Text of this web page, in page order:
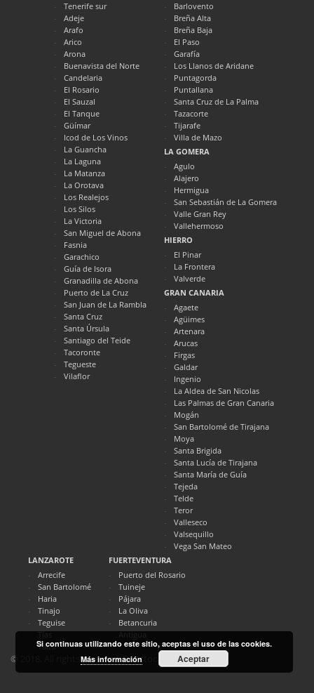
Tenerife sur
Adeje
Arafo
Arico
Arona
Buenavista del Norte
Candelaria
El Rosario
El Sauzal
El Tanque
Güímar
Icod de Los Vinos
La Guancha
La Laguna
La Matanza
La Orotava
Los Realejos
Los Silos
La Victoria
San Miguel de Abona
Fasnia
Garachico
Guía de Isora
Granadilla de Abona
Puerto de La Cruz
San Juan de La Rambla
Santa Cruz
Santa Úrsula
Santiago del Teide
Tacoronte
Tegueste
Vilaflor
Barlovento
Breña Alta
Breña Baja
El Paso
Garafía
Los Llanos de Aridane
Puntagorda
Puntallana
Santa Cruz de La Palma
Tazacorte
Tijarafe
Villa de Mazo
LA GOMERA
Agulo
Alajero
Hermigua
San Sebastián de La Gomera
Valle Gran Rey
Vallehermoso
HIERRO
El Pinar
La Frontera
Valverde
GRAN CANARIA
Agaete
Agüimes
Artenara
Arucas
Firgas
Galdar
Ingenio
La Aldea de San Nicolas
Las Palmas de Gran Canaria
Mogán
San Bartolomé de Tirajana
Moya
Santa Brigida
Santa Lucía de Tirajana
Santa María de Guía
Tejeda
Telde
Teror
Valleseco
Valsequillo
Vega San Mateo
LANZAROTE
Arrecife
San Bartolomé
Haria
Tinajo
Teguise
Tías
Yaiza
FUERTEVENTURA
Puerto del Rosario
Tuineje
Pájara
La Oliva
Betancuria
Antigua
© 2018. All rights reserved. Directocanarias.com
Si continuas utilizando este sitio, aceptas el uso de las cookies.
Más información
Aceptar